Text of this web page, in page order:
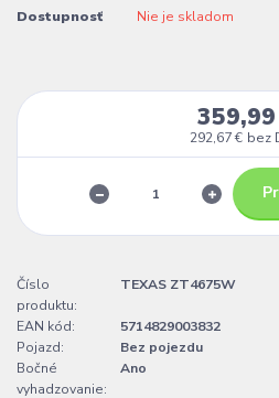
Dostupnosť Nie je skladom
292,67 € bez
Číslo
produktu:
TEXAS ZT4675W
EAN kód:
5714829003832
Pojazd:
Bez pojezdu
Bočné
vyhadzovanie:
Ano